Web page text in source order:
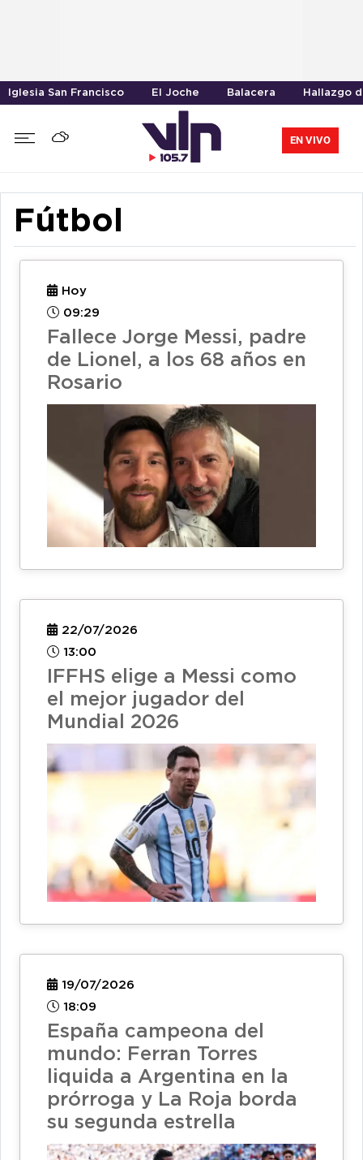
Iglesia San Francisco El Joche Balacera Hallazgo
EN VIVO
Fútbol
Hoy
09:29
Fallece Jorge Messi, padre
de Lionel, a los 68 años en
Rosario
22/07/2026
13:00
IFFHS elige a Messi como
el mejor jugador del
Mundial 2026
19/07/2026
18:09
España campeona del
mundo: Ferran Torres
liquida a Argentina en la
prórroga y La Roja borda
su segunda estrella